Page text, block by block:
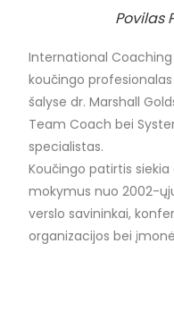
Povilas
International
koučingo
šalyse dr. Marshall
Team Coach bei
specialistas.
Koučingo patirtis
mokymus nuo 2002-
verslo savininkai,
organizacijos bei